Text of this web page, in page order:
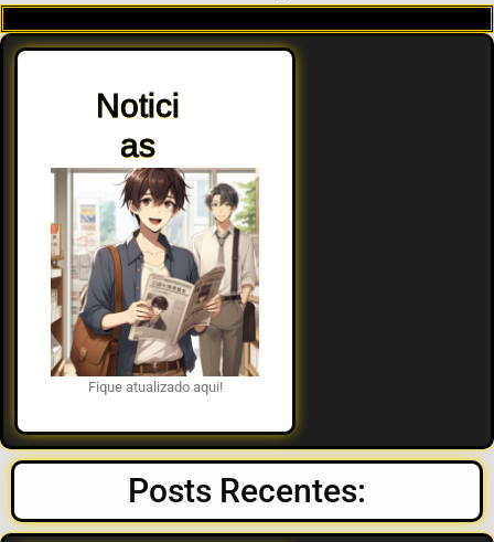
Notici
as
Fique atualizado aqui!
Posts Recentes: